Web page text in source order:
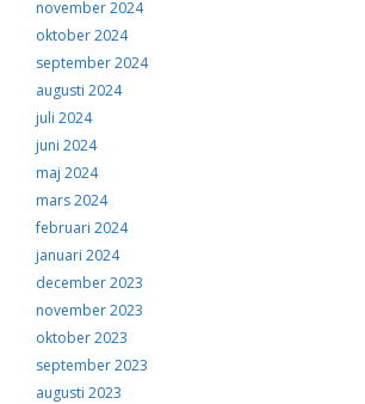
november 2024
oktober 2024
september 2024
augusti 2024
juli 2024
juni 2024
maj 2024
mars 2024
februari 2024
januari 2024
december 2023
november 2023
oktober 2023
september 2023
augusti 2023